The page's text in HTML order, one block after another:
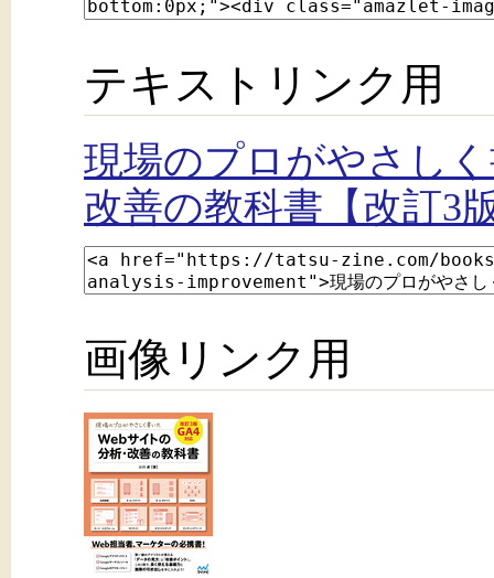
テキストリンク用
現場のプロがやさし
改善の教科書【改訂3
画像リンク用